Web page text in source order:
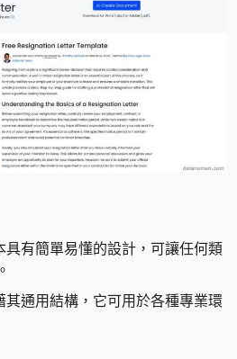
具有簡單易懂的設計，可讓任何類
其通用結構，它可用於各種專業環